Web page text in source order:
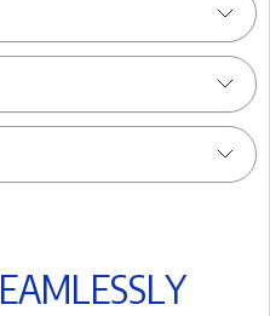
EAMLESSLY